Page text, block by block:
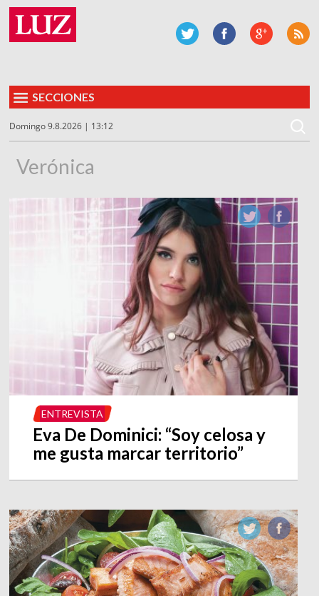
SECCIONES
Domingo 9.8.2026 | 13:12
Verónica
ENTREVISTA
Eva De Dominici: “Soy celosa y
me gusta marcar territorio”